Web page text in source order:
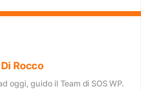
Rocco
oggi, guido il Team di SOS WP.